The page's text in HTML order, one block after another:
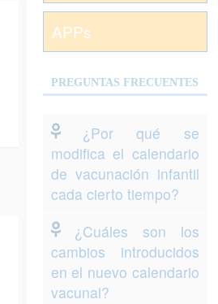
APPs
PREGUNTAS FRECUENTES
¿Por qué se
modifica el calendario
de vacunación infantil
cada cierto tiempo?
¿Cuáles son los
cambios introducidos
en el nuevo calendario
vacunal?